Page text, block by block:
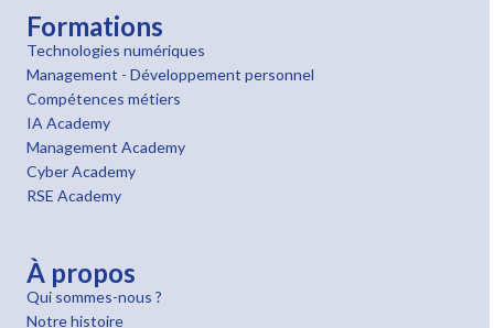
Formations
Technologies numériques
Management - Développement personnel
Compétences métiers
IA Academy
Management Academy
Cyber Academy
RSE Academy
À propos
Qui sommes-nous ?
Notre histoire